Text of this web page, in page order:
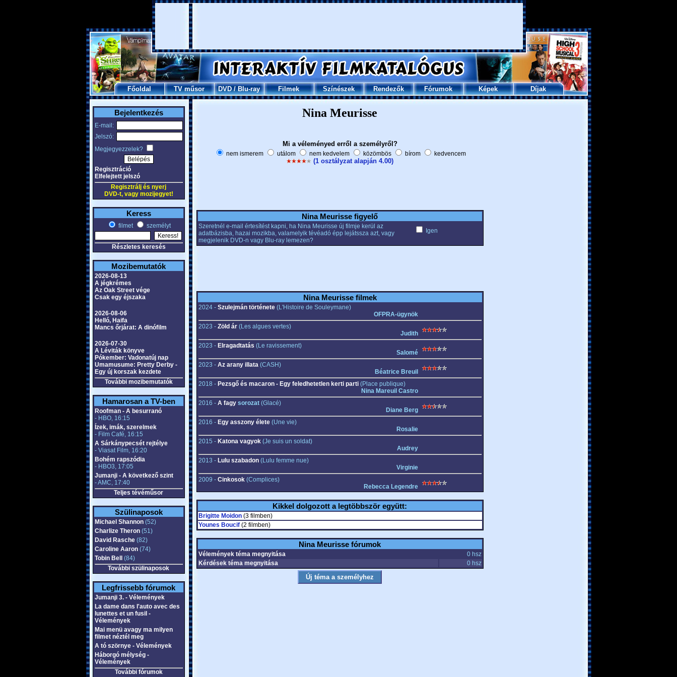
Főoldal TV műsor DVD/Blu-ray Filmek Színészek Rendezők Fórumok Képek Díjak
Bejelentkezés
E-mail:
Jelszó:
Megjegyezzelek?
Regisztráció
Elfelejtett jelszó
Regisztrálj és nyerj
DVD-t, vagy mozijegyet!
Keress
filmet személyt
Részletes keresés
Mozibemutatók
2026-08-13
A jégkrémes
Az Oak Street vége
Csak egy éjszaka
2026-08-06
Helló, Haifa
Mancs őrjárat: A dinófilm
2026-07-30
A Léviták könyve
Pókember: Vadonatúj nap
Umamusume: Pretty Derby -
Egy új korszak kezdete
További mozibemutatók
Hamarosan a TV-ben
Roofman - A besurranó
- HBO, 16:15
Ízek, imák, szerelmek
- Film Café, 16:15
A Sárkánypecsét rejtélye
- Viasat Film, 16:20
Bohém rapszódia
- HBO3, 17:05
Jumanji - A következő szint
- AMC, 17:40
Teljes tévéműsor
Szülinaposok
Michael Shannon(52)
Charlize Theron(51)
David Rasche(82)
Caroline Aaron(74)
Tobin Bell
(84)
További szülinaposok
Legfrissebb fórumok
Jumanji 3. - Vélemények
La dame dans l'auto avec des
lunettes et un fusil -
Vélemények
Mai menü avagy ma milyen
filmet néztél meg
A tó szörnye - Vélemények
Háborgó mélység -
Vélemények
További fórumok
Nina Meurisse
Mi a véleményed erről a személyről?
nem ismerem utálom nem kedvelem közömbös bírom kedvencem
(1 osztályzat alapján 4.00)
Nina Meurisse figyelő
Szeretnél e-mail értesítést kapni, ha Nina Meurisse új filmje kerül az
adatbázisba, hazai mozikba, valamelyik tévéadó épp lejátssza azt, vagy
megjelenik DVD-n vagy Blu-ray lemezen?
Igen
Nina Meurisse filmek
2024 - Szulejmán története(L'Histoire de Souleymane)
OFPRA-ügynök
2023 - Zöld ár(Les algues vertes)
Judith
2023 - Elragadtatás (Le ravissement)
Salomé
2023 - Az arany illata(CASH)
Béatrice Breuil
2018 - Pezsgő és macaron - Egy feledhetetlen kerti parti(Place publique)
Nina Mareuil Castro
2016 - A fagy sorozat(Glacé)
Diane Berg
2016 - Egy asszony élete(Une vie)
Rosalie
2015 - Katona vagyok(Je suis un soldat)
Audrey
2013 - Lulu szabadon(Lulu femme nue)
Virginie
2009 - Cinkosok(Complices)
Rebecca Legendre
Kikkel dolgozott a legtöbbször együtt:
Brigitte Moidon(3 filmben)
Younes Boucif(2 filmben)
Nina Meurisse fórumok
Vélemények téma megnyitása
0 hsz
Kérdések téma megnyitása
0 hsz